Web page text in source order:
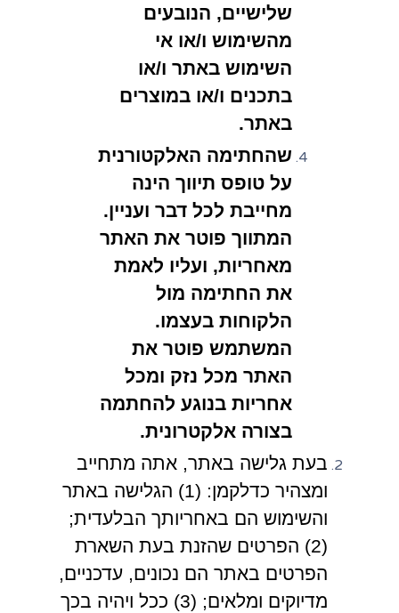
שלישיים, הנובעים
מהשימוש ו/או אי
השימוש באתר ו/או
בתכנים ו/או במוצרים
באתר.
שהחתימה האלקטורנית
על טופס תיווך הינה
מחייבת לכל דבר ועניין.
המתווך פוטר את האתר
מאחריות, ועליו לאמת
את החתימה מול
הלקוחות בעצמו.
המשתמש פוטר את
האתר מכל נזק ומכל
אחריות בנוגע להחתמה
בצורה אלקטרונית.
בעת גלישה באתר, אתה מתחייב
ומצהיר כדלקמן: (1) הגלישה באתר
והשימוש הם באחריותך הבלעדית;
(2) הפרטים שהזנת בעת השארת
הפרטים באתר הם נכונים, עדכניים,
מדיוקים ומלאים; (3) ככל ויהיה בכך